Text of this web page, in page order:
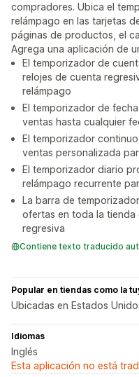
compradores. Ubica el
relámpago en las tarjetas
páginas de productos, el
Agrega una aplicación de
El temporizador de
relojes de cuenta
relámpago
El temporizador de
ventas hasta cualquier
El temporizador
ventas personalizada
El temporizador diario
relámpago recurrente
La barra de
ofertas en toda la tienda
regresiva
Contiene texto traducido
Popular en tiendas como la
Ubicadas en Estados
Idiomas
Inglés
Esta aplicación no está